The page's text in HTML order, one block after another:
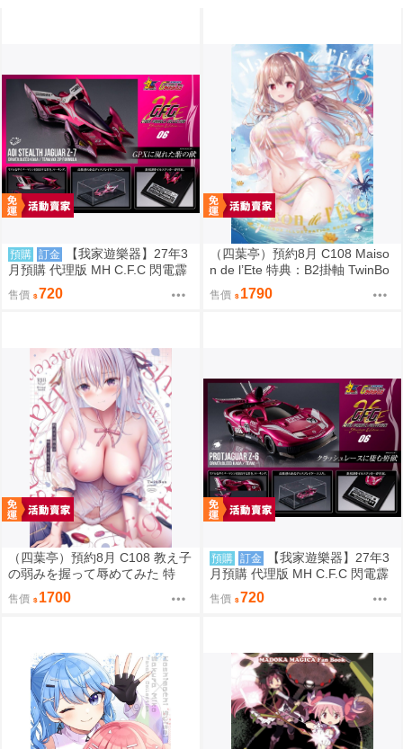
預購 訂金
【我家遊樂器】27年3
月預購 代理版 MH C.F.C 閃電霹
靂車 新世紀GPX 隱形美洲豹Z-7
售價 720
（四葉亭）預約8月 C108 Maiso
n de l’Ete 特典：B2掛軸 TwinBo
售價 1790
（四葉亭）預約8月 C108 教え子
の弱みを握って辱めてみた 特
典：B2掛軸 TwinBox
售價 1700
預購 訂金
【我家遊樂器】27年3
月預購 代理版 MH C.F.C 閃電霹
靂車 新世紀GPX 原始美洲豹Z-6
售價 720